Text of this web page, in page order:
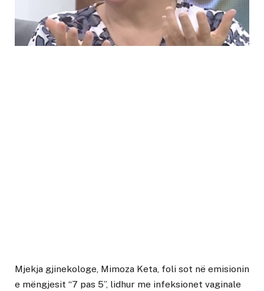
Mjekja gjinekologe, Mimoza Keta, foli sot në emisionin
e mëngjesit “7 pas 5”, lidhur me infeksionet vaginale